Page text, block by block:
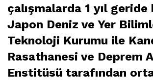
çalışmalarda 1 yıl geride
Japon Deniz ve Yer
Teknoloji Kurumu ile
Rasathanesi ve Deprem
Enstitüsü tarafından